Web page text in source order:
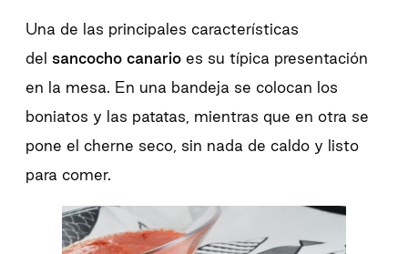
Una de las principales características
del sancocho canario es su típica presentación
en la mesa. En una bandeja se colocan los
boniatos y las patatas, mientras que en otra se
pone el cherne seco, sin nada de caldo y listo
para comer.